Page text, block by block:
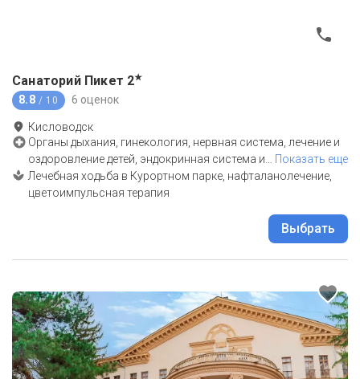
Санаторий Пикет 2★
8.8 / 10 6 оценок
Кисловодск
Органы дыхания, гинекология, нервная система, лечение и
оздоровление детей, эндокринная система и
Показать еще
Лечебная ходьба в Курортном парке, нафталанолечение,
цветоимпульсная терапия
Выбрать